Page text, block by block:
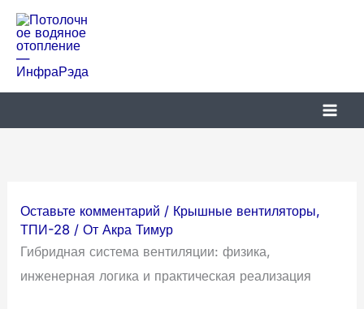
Перейти
содержимому
Оставьте комментарий / Крышные вентиляторы,
ТПИ-28 / ОтАкра Тимур
Гибридная система вентиляции: физика,
инженерная логика и практическая реализация